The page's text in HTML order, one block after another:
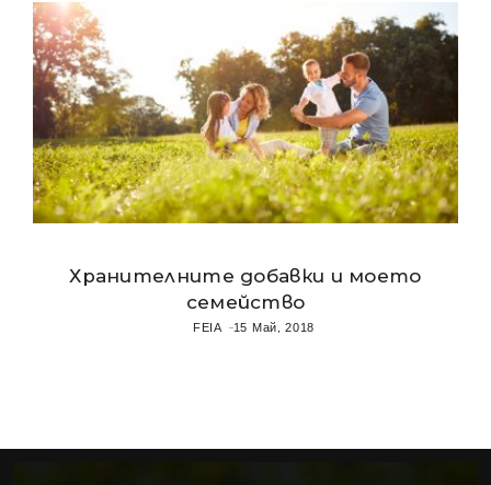
Хранителните добавки и моето
семейство
FEIA 15 Май, 2018